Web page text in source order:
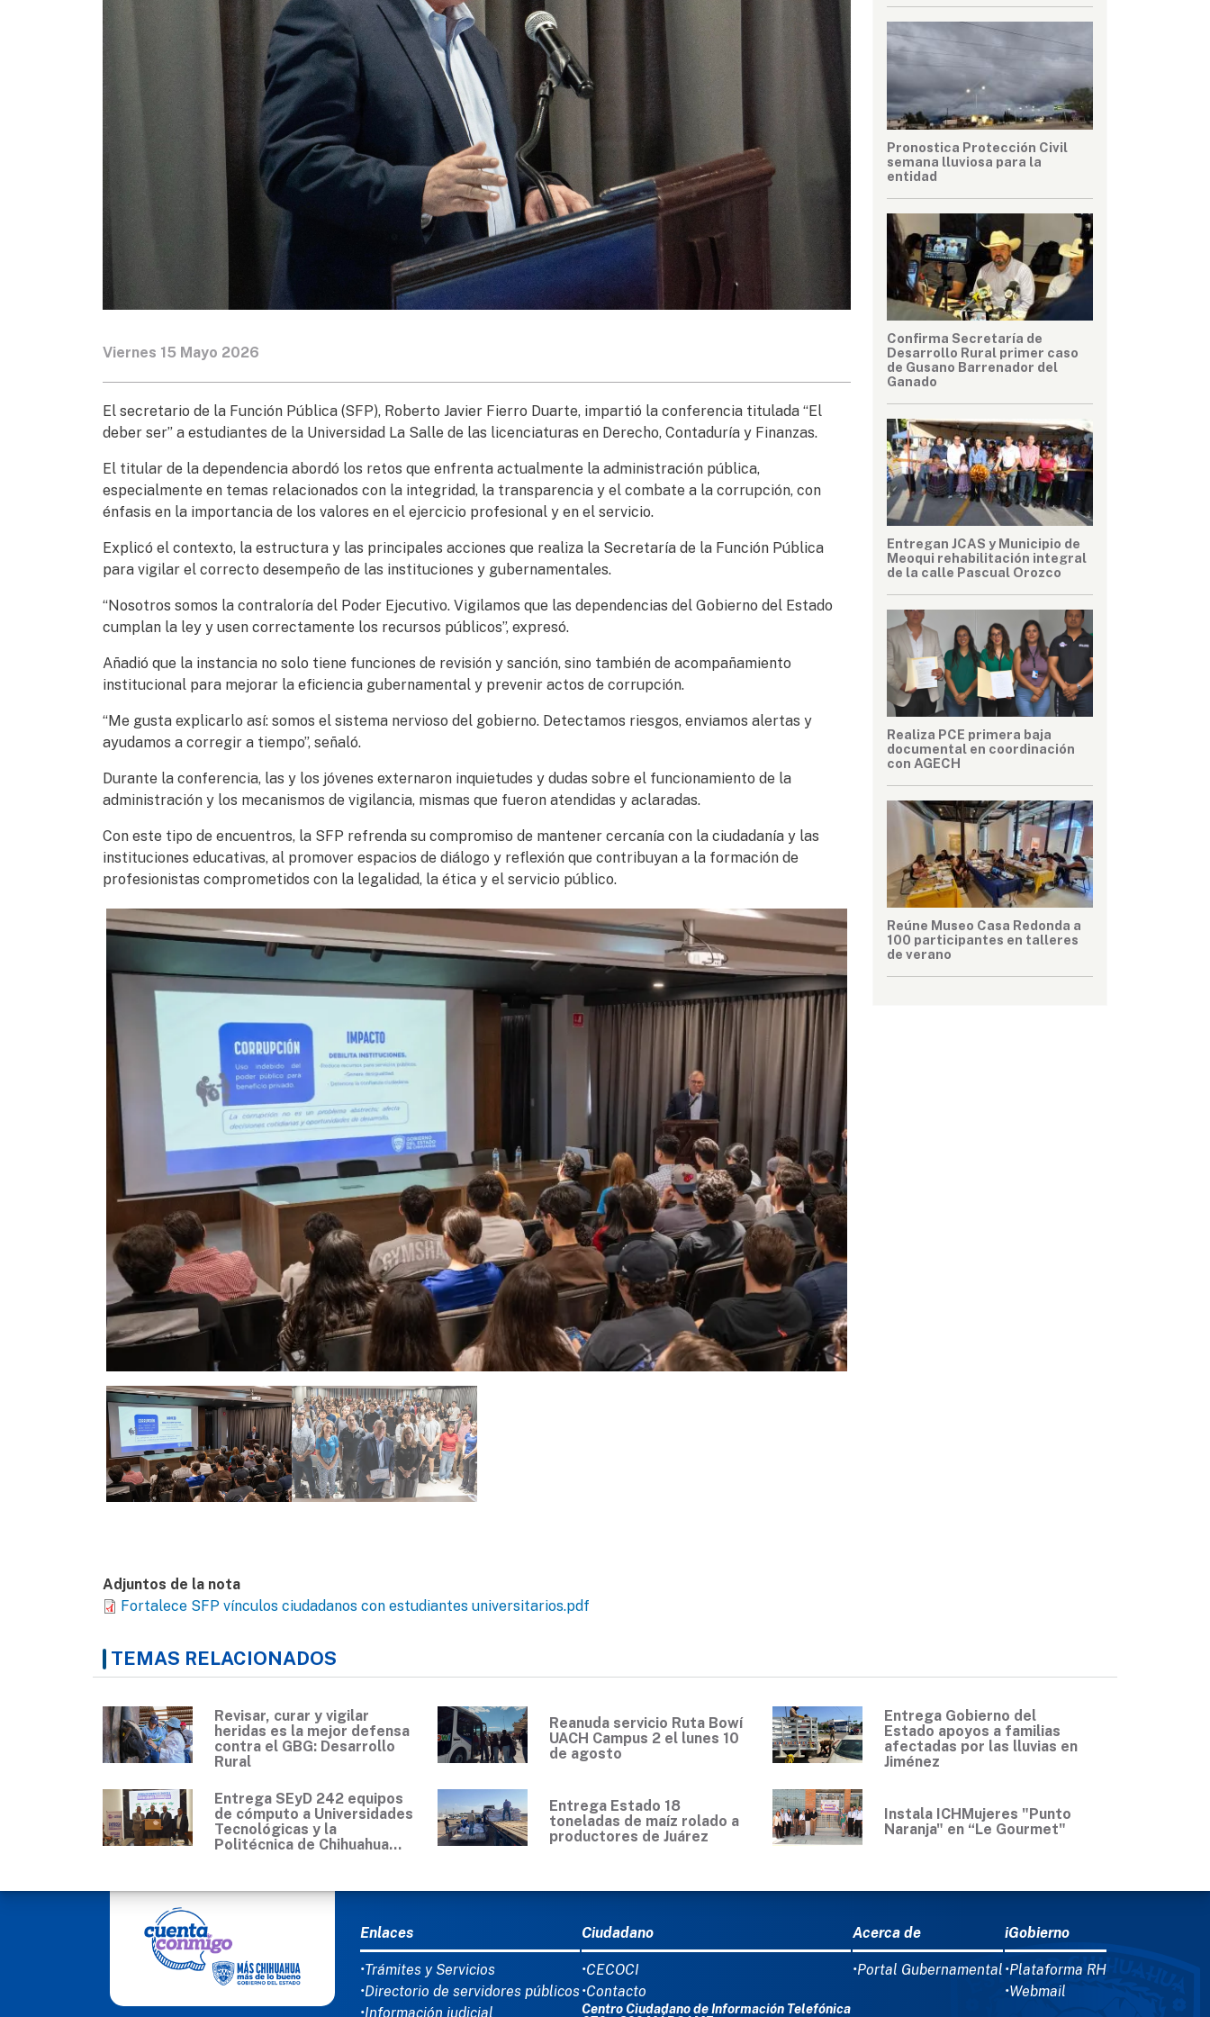
Viernes 15 Mayo 2026
El secretario de la Función Pública (SFP), Roberto Javier Fierro Duarte, impartió la conferencia titulada “El
deber ser” a estudiantes de la Universidad La Salle de las licenciaturas en Derecho, Contaduría y Finanzas.
El titular de la dependencia abordó los retos que enfrenta actualmente la administración pública,
especialmente en temas relacionados con la integridad, la transparencia y el combate a la corrupción, con
énfasis en la importancia de los valores en el ejercicio profesional y en el servicio.
Explicó el contexto, la estructura y las principales acciones que realiza la Secretaría de la Función Pública
para vigilar el correcto desempeño de las instituciones y gubernamentales.
“Nosotros somos la contraloría del Poder Ejecutivo. Vigilamos que las dependencias del Gobierno del Estado
cumplan la ley y usen correctamente los recursos públicos”, expresó.
Añadió que la instancia no solo tiene funciones de revisión y sanción, sino también de acompañamiento
institucional para mejorar la eficiencia gubernamental y prevenir actos de corrupción.
“Me gusta explicarlo así: somos el sistema nervioso del gobierno. Detectamos riesgos, enviamos alertas y
ayudamos a corregir a tiempo”, señaló.
Durante la conferencia, las y los jóvenes externaron inquietudes y dudas sobre el funcionamiento de la
administración y los mecanismos de vigilancia, mismas que fueron atendidas y aclaradas.
Con este tipo de encuentros, la SFP refrenda su compromiso de mantener cercanía con la ciudadanía y las
instituciones educativas, al promover espacios de diálogo y reflexión que contribuyan a la formación de
profesionistas comprometidos con la legalidad, la ética y el servicio público.
Adjuntos de la nota
Fortalece SFP vínculos ciudadanos con estudiantes universitarios.pdf
Pronostica Protección Civil
semana lluviosa para la
entidad
Confirma Secretaría de
Desarrollo Rural primer caso
de Gusano Barrenador del
Ganado
Entregan JCAS y Municipio de
Meoqui rehabilitación integral
de la calle Pascual Orozco
Realiza PCE primera baja
documental en coordinación
con AGECH
Reúne Museo Casa Redonda a
100 participantes en talleres
de verano
TEMAS RELACIONADOS
Revisar, curar y vigilar
heridas es la mejor defensa
contra el GBG: Desarrollo
Rural
Reanuda servicio Ruta Bowí
UACH Campus 2 el lunes 10
de agosto
Entrega Gobierno del
Estado apoyos a familias
afectadas por las lluvias en
Jiménez
Entrega SEyD 242 equipos
de cómputo a Universidades
Tecnológicas y la
Politécnica de Chihuahua...
Entrega Estado 18
toneladas de maíz rolado a
productores de Juárez
Instala ICHMujeres "Punto
Naranja" en “Le Gourmet"
MENÚ DEL PIE
Enlaces
•Trámites y Servicios
•Directorio de servidores públicos
•Información judicial
Ciudadano
•CECOCI
•Contacto
Centro Ciudadano de Información Telefónica
Acerca de
•Portal Gubernamental
iGobierno
•Plataforma RH
•Webmail